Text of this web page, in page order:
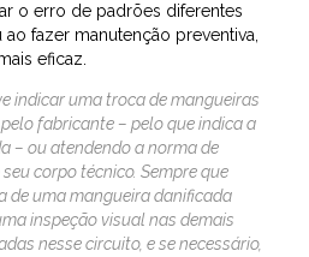
o erro de padrões diferentes
fazer manutenção preventiva,
eficaz.
indicar uma troca de mangueiras
fabricante – pelo que indica a
– ou atendendo a norma de
corpo técnico. Sempre que
de uma mangueira danificada
inspeção visual nas demais
nesse circuito, e se necessário,